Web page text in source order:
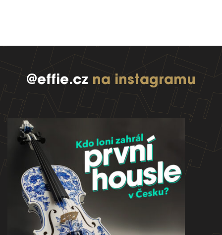
EFFIE 2026
O EFFIE
AKTUALITY
@effie.cz na instagramu